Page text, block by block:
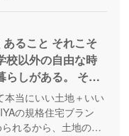
ること それこそ
がある。 そん
… 家とし
的な導線、 シン
のゆとりと、 全
の規格住宅ブラン
れるから、土地の条